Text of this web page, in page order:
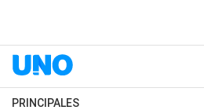
PRINCIPALES